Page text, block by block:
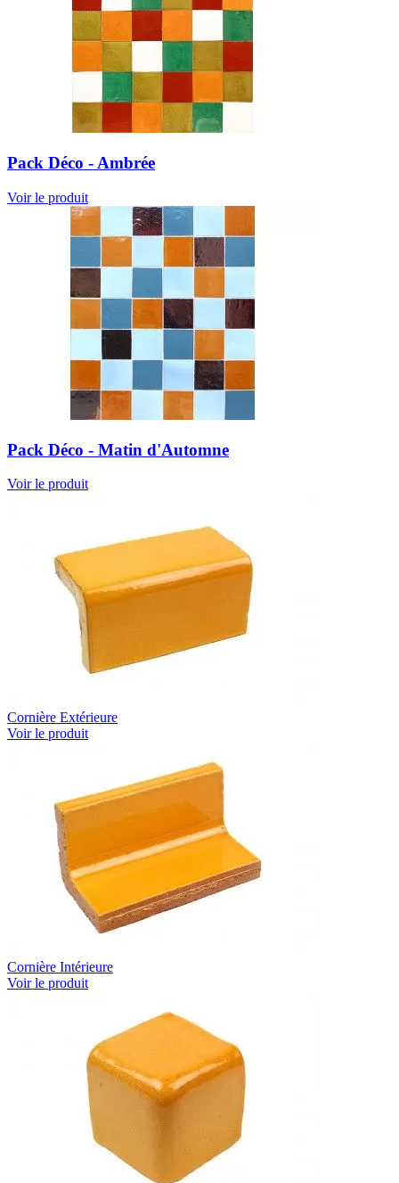
Pack Déco - Ambrée
Voir le produit
Pack Déco - Matin d'Automne
Voir le produit
Cornière Extérieure
Voir le produit
Cornière Intérieure
Voir le produit